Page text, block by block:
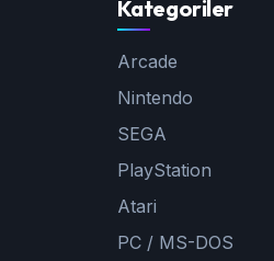
Kategoriler
Arcade
Nintendo
SEGA
PlayStation
Atari
PC / MS-DOS